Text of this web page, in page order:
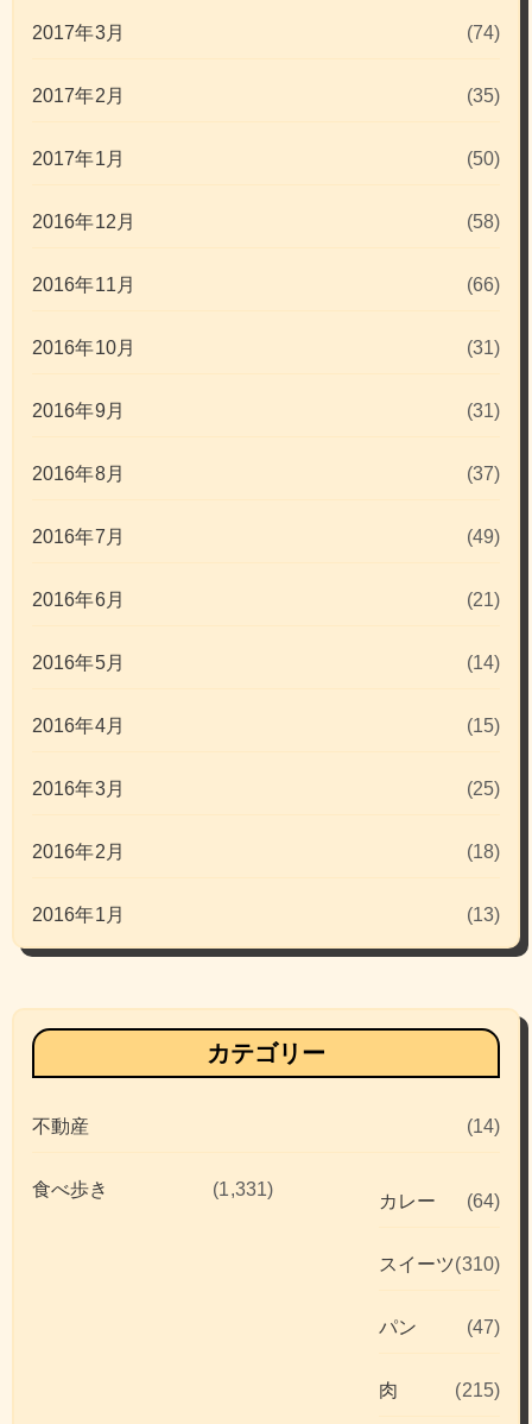
2017年3月 (74)
2017年2月 (35)
2017年1月 (50)
2016年12月 (58)
2016年11月 (66)
2016年10月 (31)
2016年9月 (31)
2016年8月 (37)
2016年7月 (49)
2016年6月 (21)
2016年5月 (14)
2016年4月 (15)
2016年3月 (25)
2016年2月 (18)
2016年1月 (13)
カテゴリー
不動産 (14)
食べ歩き (1,331)
カレー (64)
スイーツ(310)
パン (47)
肉 (215)